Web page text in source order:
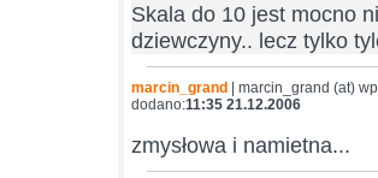
Skala do 10 jest mocno
dziewczyny.. lecz tylko
marcin_grand
| marcin_grand (at)
dodano:11:35 21.12.2006
zmysłowa i namietna...